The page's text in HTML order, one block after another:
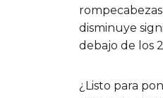
disminuye
debajo de los
¿Listo para